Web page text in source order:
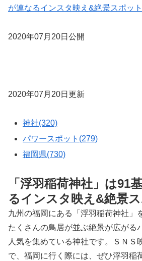
が連なるインスタ映え&絶景スポット
2020年07月20日公開
2020年07月20日更新
神社(320)
パワースポット(279)
福岡県(730)
「浮羽稲荷神社」は91
るインスタ映え&絶景ス
九州の福岡にある「浮羽稲荷神社」
たくさんの鳥居が並ぶ絶景が広がる
人気を集めている神社です。ＳＮＳ
で、福岡に行く際には、ぜひ浮羽稲